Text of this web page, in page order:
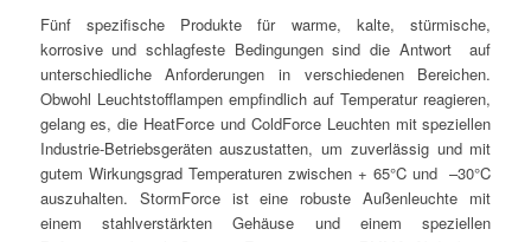
Fünf spezifische Produkte für warme, kalte, stürmische,
korrosive und schlagfeste Bedingungen sind die Antwort auf
unterschiedliche Anforderungen in verschiedenen Bereichen.
Obwohl Leuchtstofflampen empfindlich auf Temperatur reagieren,
gelang es, die HeatForce und ColdForce Leuchten mit speziellen
Industrie-Betriebsgeräten auszustatten, um zuverlässig und mit
gutem Wirkungsgrad Temperaturen zwischen + 65°C und –30°C
auszuhalten. StormForce ist eine robuste Außenleuchte mit
einem stahlverstärkten Gehäuse und einem speziellen